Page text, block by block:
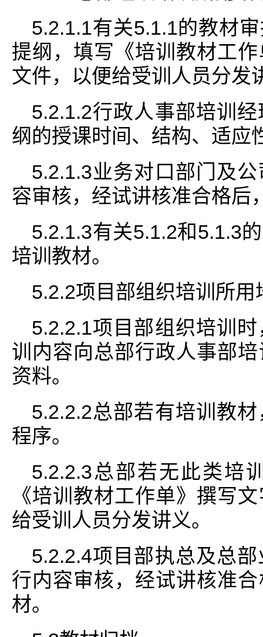
5.2.1.1有关5.1.1的教材
提纲，填写《培训教材工
文件，以便给受训人员分发
5.2.1.2行政人事部培训
纲的授课时间、结构、适应
5.2.1.3业务对口部门及
容审核，经试讲核准合格后
5.2.1.3有关5.1.2和5.1.3
培训教材。
5.2.2项目部组织培训所用
5.2.2.1项目部组织培训
训内容向总部行政人事部
资料。
5.2.2.2总部若有培训教
程序。
5.2.2.3总部若无此类培
《培训教材工作单》撰写
给受训人员分发讲义。
5.2.2.4项目部执总及总
行内容审核，经试讲核准
材。